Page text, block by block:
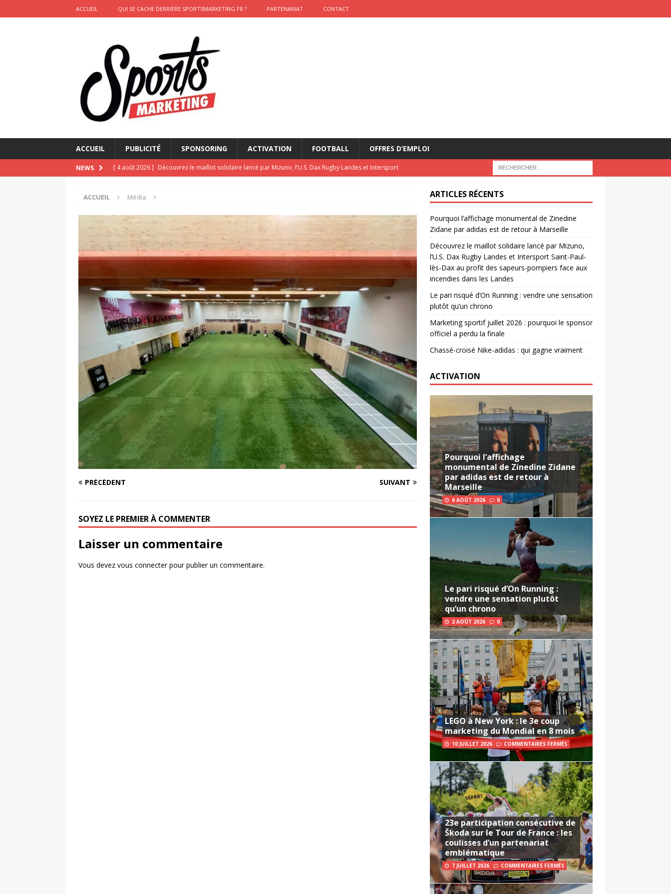
ACCUEIL QUI SE CACHE DERRIÈRE SPORTSMARKETING.FR ? PARTENARIAT CONTACT
ACCUEIL PUBLICITÉ SPONSORING ACTIVATION FOOTBALL OFFRES D’EMPLOI
NEWS [ 4 août 2026 ] Découvrez le maillot solidaire lancé par Mizuno, l’U.S. Dax Rugby Landes et Intersport
[ 2 août 2026 ]
[ 2 août 2026 ]
Marketing sportif juillet 2026 : pourquoi le sponsor officiel a perdu la finale
ETATS-
[ 2 août 2026 ] Chassé-croisé Nike-adidas : qui gagne vraiment
FOOTBALL
Pourquoi l’affichage monumental de Zinedine Zidane par adidas est de retour à
Marseille
ACTIVATION
ACCUEIL Média
PRÉCÉDENT SUIVANT
SOYEZ LE PREMIER À COMMENTER
Laisser un commentaire
Vous devez vous connecterpour publier un commentaire.
ARTICLES RÉCENTS
Pourquoi l’affichage monumental de Zinedine
Zidane par adidas est de retour à Marseille
Découvrez le maillot solidaire lancé par Mizuno,
l’U.S. Dax Rugby Landes et Intersport Saint-Paul-
lès-Dax au profit des sapeurs-pompiers face aux
incendies dans les Landes
Le pari risqué d’On Running : vendre une sensation
plutôt qu’un chrono
Marketing sportif juillet 2026 : pourquoi le sponsor
officiel a perdu la finale
Chassé-croisé Nike-adidas : qui gagne vraiment
ACTIVATION
Pourquoi l’affichage
monumental de Zinedine Zidane
par adidas est de retour à
Marseille
6 AOÛT 2026 0
Le pari risqué d’On Running :
vendre une sensation plutôt
qu’un chrono
2 AOÛT 2026 0
LEGO à New York : le 3e coup
marketing du Mondial en 8 mois
10 JUILLET 2026 COMMENTAIRES FERMÉS
23e participation consécutive de
Škoda sur le Tour de France : les
coulisses d’un partenariat
emblématique
7 JUILLET 2026 COMMENTAIRES FERMÉS